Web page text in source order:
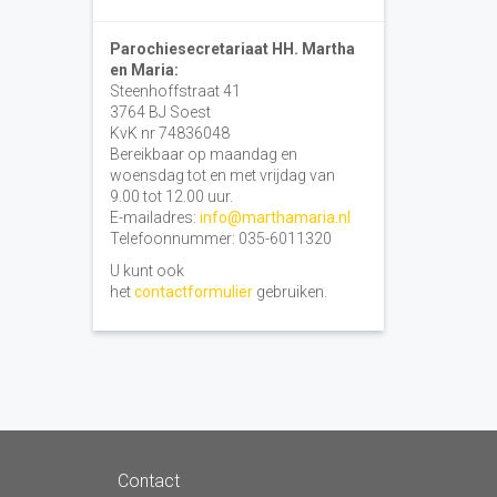
Parochiesecretariaat HH. Martha
en Maria:
Steenhoffstraat 41
3764 BJ Soest
KvK nr 74836048
Bereikbaar op maandag en
woensdag tot en met vrijdag van
9.00 tot 12.00 uur.
E-mailadres: info@marthamaria.nl
Telefoonnummer: 035-6011320
U kunt ook
hetcontactformuliergebruiken.
Contact